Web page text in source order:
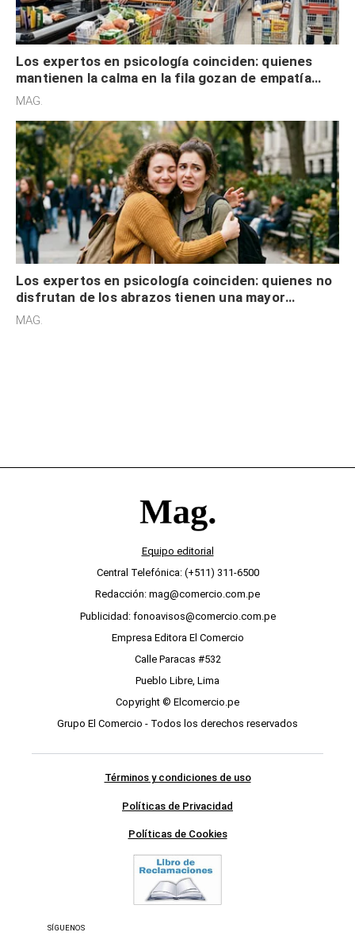
Los expertos en psicología coinciden: quienes
mantienen la calma en la fila gozan de empatía
cognitiva, gratitud y no solo tienen autocontrol
MAG.
Los expertos en psicología coinciden: quienes no
disfrutan de los abrazos tienen una mayor
sensibilidad a los estímulos físicos y no es por
MAG.
Equipo editorial
Central Telefónica: (+511) 311-6500
Redacción: mag@comercio.com.pe
Publicidad: fonoavisos@comercio.com.pe
Empresa Editora El Comercio
Calle Paracas #532
Pueblo Libre, Lima
Copyright © Elcomercio.pe
Grupo El Comercio - Todos los derechos reservados
Términos y condiciones de uso
Políticas de Privacidad
Políticas de Cookies
SÍGUENOS